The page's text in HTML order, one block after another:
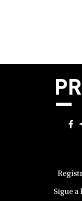
Sigue a